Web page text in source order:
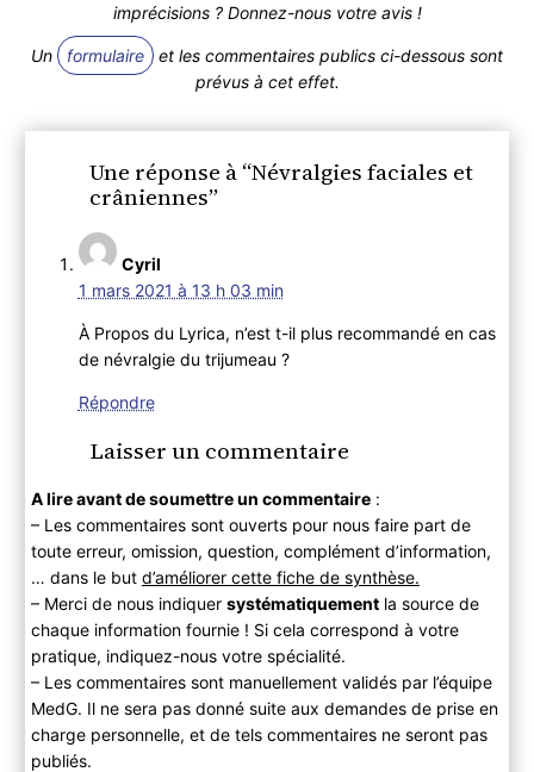
imprécisions ? Donnez-nous votre avis !
Un formulaire
et les commentaires publics ci-dessous sont
prévus à cet effet.
Une réponse à “Névralgies faciales et
crâniennes”
Cyril
1 mars 2021 à 13 h 03 min
À Propos du Lyrica, n’est t-il plus recommandé en cas
de névralgie du trijumeau ?
Répondre
Laisser un commentaire
A lire avant de soumettre un commentaire:
– Les commentaires sont ouverts pour nous faire part de
toute erreur, omission, question, complément d’information,
… dans le but d’améliorer cette fiche de synthèse.
– Merci de nous indiquer systématiquementla source de
chaque information fournie ! Si cela correspond à votre
pratique, indiquez-nous votre spécialité.
– Les commentaires sont manuellement validés par l’équipe
MedG. Il ne sera pas donné suite aux demandes de prise en
charge personnelle, et de tels commentaires ne seront pas
publiés.